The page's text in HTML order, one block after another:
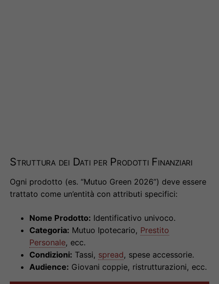
Struttura dei Dati per Prodotti Finanziari
Ogni prodotto (es. “Mutuo Green 2026”) deve essere
trattato come un’entità con attributi specifici:
Nome Prodotto: Identificativo univoco.
Categoria: Mutuo Ipotecario, Prestito
Personale, ecc.
Condizioni: Tassi, spread, spese accessorie.
Audience: Giovani coppie, ristrutturazioni, ecc.